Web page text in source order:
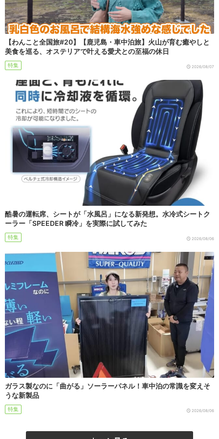
【わんこと全国旅#20】【鹿児島・車中泊旅】火山が育む癒やしと
美食を巡る、オステリアで叶える愛犬との至福の休日
特集 2026/08/07
酷暑の運転席、シートが「水風呂」になる新発想。水冷式シートク
ーラー「SPEEDER 瞬冷」を実際に試してみた
特集 2026/08/06
ガラス製なのに「曲がる」ソーラーパネル！車中泊の常識を変えそ
うな新製品
特集 2026/08/06